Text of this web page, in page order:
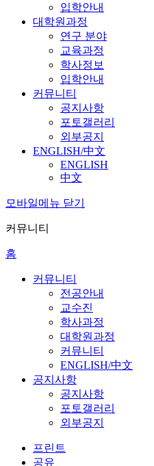
입학안내
대학원과정
연구 분야
교육과정
학사정보
입학안내
커뮤니티
공지사항
포토갤러리
외부공지
ENGLISH/中文
ENGLISH
中文
모바일메뉴 닫기
커뮤니티
홈
커뮤니티
전공안내
교수진
학사과정
대학원과정
커뮤니티
ENGLISH/中文
공지사항
공지사항
포토갤러리
외부공지
프린트
공유